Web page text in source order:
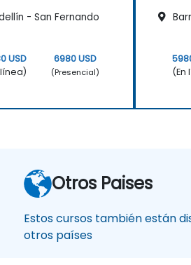
- San Fernando
USD
línea)
6980 USD
(Presencial)
(En
Otros Paises
Estos cursos también están
otros países